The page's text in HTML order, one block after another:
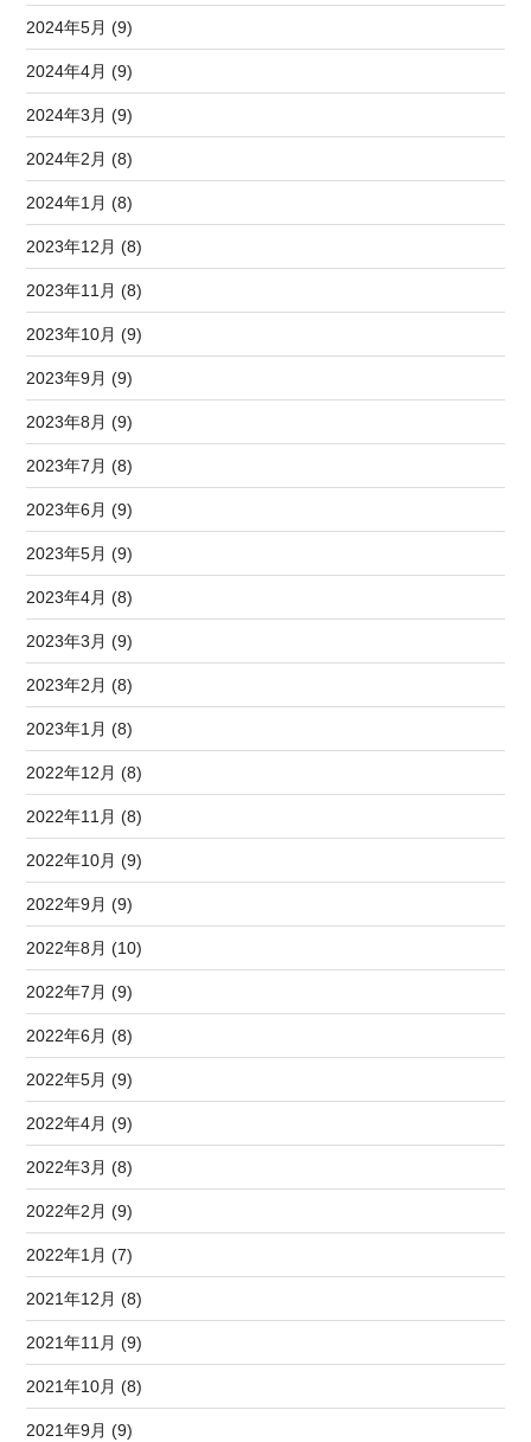
2024年5月 (9)
2024年4月 (9)
2024年3月 (9)
2024年2月 (8)
2024年1月 (8)
2023年12月 (8)
2023年11月 (8)
2023年10月 (9)
2023年9月 (9)
2023年8月 (9)
2023年7月 (8)
2023年6月 (9)
2023年5月 (9)
2023年4月 (8)
2023年3月 (9)
2023年2月 (8)
2023年1月 (8)
2022年12月 (8)
2022年11月 (8)
2022年10月 (9)
2022年9月 (9)
2022年8月 (10)
2022年7月 (9)
2022年6月 (8)
2022年5月 (9)
2022年4月 (9)
2022年3月 (8)
2022年2月 (9)
2022年1月 (7)
2021年12月 (8)
2021年11月 (9)
2021年10月 (8)
2021年9月 (9)